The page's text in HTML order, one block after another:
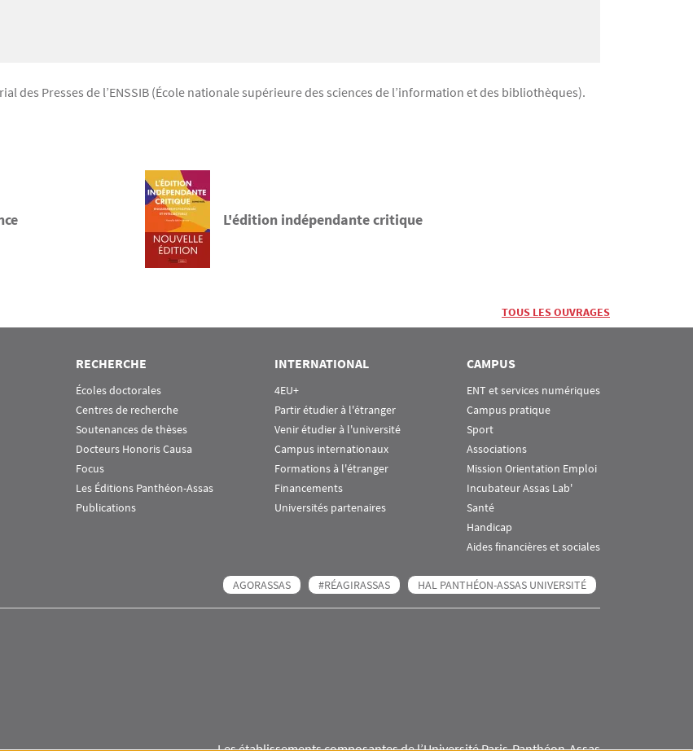
des Presses de l’ENSSIB (École nationale supérieure des sciences de l’information et des bibliothèques).
L'édition indépendante critique
TOUS LES OUVRAGES
RECHERCHE
Écoles doctorales
Centres de recherche
Soutenances de thèses
Docteurs Honoris Causa
Focus
Les Éditions Panthéon-Assas
Publications
INTERNATIONAL
4EU+
Partir étudier à l'étranger
Venir étudier à l'université
Campus internationaux
Formations à l'étranger
Financements
Universités partenaires
CAMPUS
ENT et services numériques
Campus pratique
Sport
Associations
Mission Orientation Emploi
Incubateur Assas Lab'
Santé
Handicap
Aides financières et sociales
AGORASSAS #RÉAGIRASSAS HAL PANTHÉON-ASSAS UNIVERSITÉ